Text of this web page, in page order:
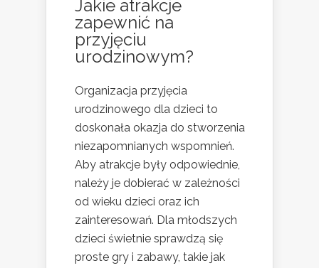
Jakie atrakcje
zapewnić na
przyjęciu
urodzinowym?
Organizacja przyjęcia
urodzinowego dla dzieci to
doskonała okazja do stworzenia
niezapomnianych wspomnień.
Aby atrakcje były odpowiednie,
należy je dobierać w zależności
od wieku dzieci oraz ich
zainteresowań. Dla młodszych
dzieci świetnie sprawdzą się
proste gry i zabawy, takie jak